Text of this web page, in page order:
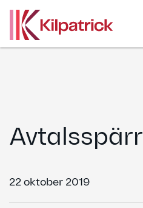
content
Avtalsspärr
22 oktober 2019